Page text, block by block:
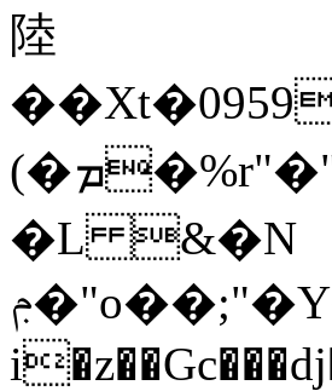
陸
(� ܡ�%r"�"��e=�b\/3��� *�X}
�L &�N
ݦ�"o��;"�Y�2EB��;������)S�L�ѭ����O�R`Z��C$u��*�J�H^�adA�w�k��|A9�G�2��2�(HHarDaY��>�#��(B@d��ё�@L-